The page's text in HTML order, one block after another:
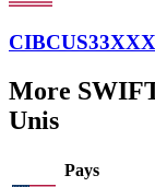
CIBCUS33XXX
More
Unis
Pays